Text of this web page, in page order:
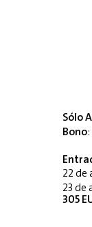
Sólo
Bono:
22 de
23 de
305